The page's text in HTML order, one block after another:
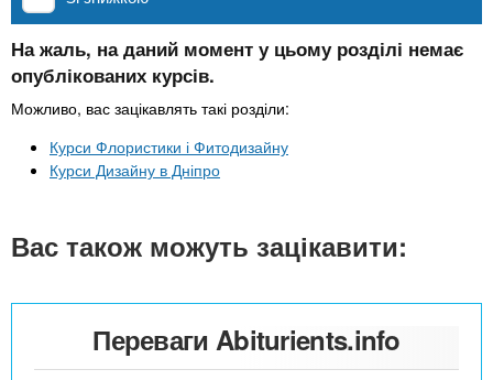
.
i
n
f
o
л
а
д
і
Онлайн курси
За кордоном
На жаль, на даний момент у цьому розділі немає
опублікованих курсів.
Можливо, вас зацікавлять такі розділи:
Курси Флористики і Фитодизайну
Курси Дизайну в Дніпро
Вас також можуть зацікавити:
Переваги Abiturients.info